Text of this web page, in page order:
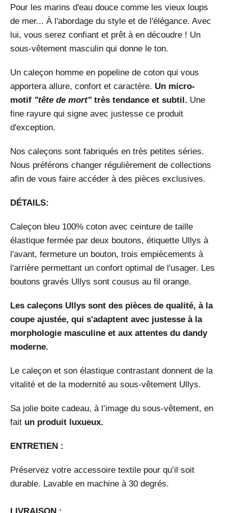
Pour les marins d'eau douce comme les vieux loups
de mer... À l'abordage du style et de l'élégance. Avec
lui, vous serez confiant et prêt à en découdre ! Un
sous-vêtement masculin qui donne le ton.
Un caleçon homme en popeline de coton qui vous
apportera allure, confort et caractère. Un micro-
motif "tête de mort" très tendance et subtil. Une
fine rayure qui signe avec justesse ce produit
d'exception.
Nos caleçons sont fabriqués en très petites séries.
Nous préférons changer régulièrement de collections
afin de vous faire accéder à des pièces exclusives.
DÉTAILS:
Caleçon bleu 100% coton avec ceinture de taille
élastique fermée par deux boutons, étiquette Ullys à
l'avant, fermeture un bouton, trois empiècements à
l'arrière permettant un confort optimal de l'usager. Les
boutons gravés Ullys sont cousus au fil orange.
Les caleçons Ullys sont des pièces de qualité, à la
coupe ajustée, qui s'adaptent avec justesse à la
morphologie masculine et aux attentes du dandy
moderne.
Le caleçon et son élastique contrastant donnent de la
vitalité et de la modernité au sous-vêtement Ullys.
Sa jolie boite cadeau, à l’image du sous-vêtement, en
fait un produit luxueux.
ENTRETIEN :
Préservez votre accessoire textile pour qu’il soit
durable. Lavable en machine à 30 degrés.